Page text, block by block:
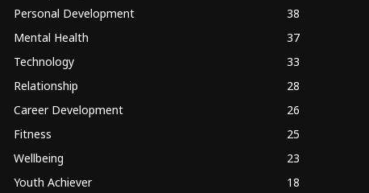
Personal Development
38
Mental Health
37
Technology
33
Relationship
28
Career Development
26
Fitness
25
Wellbeing
23
Youth Achiever
18